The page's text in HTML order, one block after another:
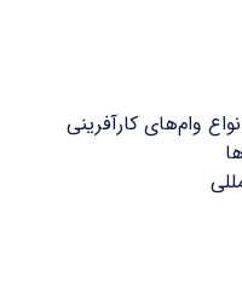
وام‌های کارآفرینی